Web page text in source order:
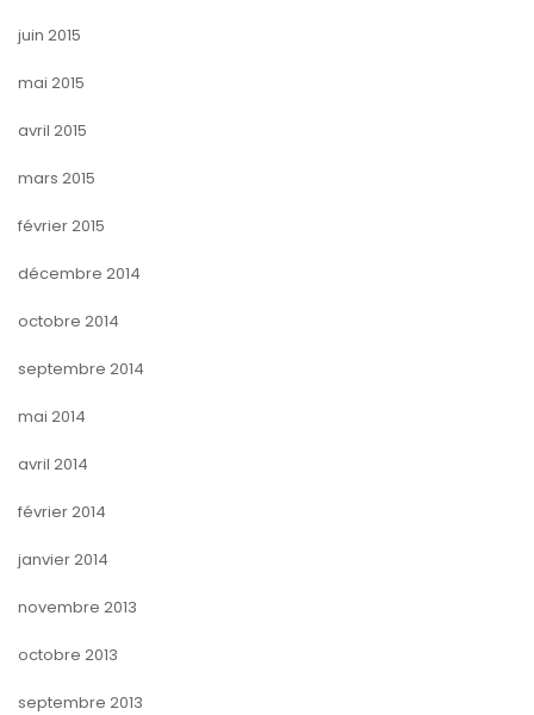
juin 2015
mai 2015
avril 2015
mars 2015
février 2015
décembre 2014
octobre 2014
septembre 2014
mai 2014
avril 2014
février 2014
janvier 2014
novembre 2013
octobre 2013
septembre 2013